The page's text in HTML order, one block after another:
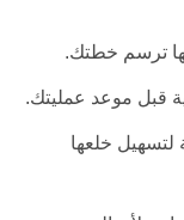
ترسم خطتك.
قبل موعد عمليتك.
لتسهيل خلعها